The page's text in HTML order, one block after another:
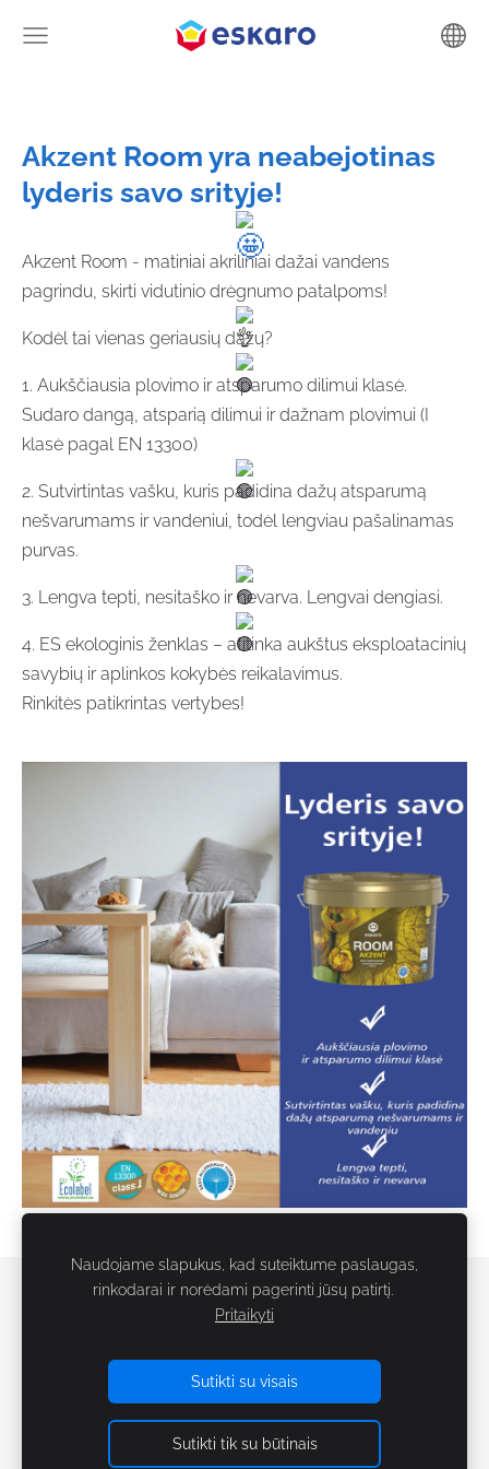
Akzent Room yra neabejotinas
lyderis savo srityje!
Akzent Room - matiniai akriliniai dažai vandens
pagrindu, skirti vidutinio drėgnumo patalpoms!
Kodėl tai vienas geriausių dažų?
1. Aukščiausia plovimo ir atsparumo dilimui klasė.
Sudaro dangą, atsparią dilimui ir dažnam plovimui (I
klasė pagal EN 13300)
2. Sutvirtintas vašku, kuris padidina dažų atsparumą
nešvarumams ir vandeniui, todėl lengviau pašalinamas
purvas.
3. Lengva tepti, nesitaško ir nevarva. Lengvai dengiasi.
4. ES ekologinis ženklas – atitinka aukštus eksploatacinių
savybių ir aplinkos kokybės reikalavimus.
Rinkitės patikrintas vertybes!
Slapukai
Tinklaraštis
Naudojame slapukus, kad suteiktume paslaugas,
rinkodarai ir norėdami pagerinti jūsų patirtį.
Pritaikyti
Sutikti su visais
Sutikti tik su būtinais